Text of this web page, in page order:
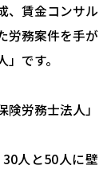
、賃金コンサル
労務案件を手が
です。
労務士法人」
人と50人に壁